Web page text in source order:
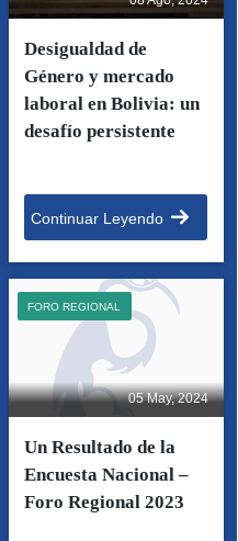
Desigualdad de
Género y mercado
laboral en Bolivia: un
desafío persistente
Continuar Leyendo
05 May, 2024
FORO REGIONAL
Un Resultado de la
Encuesta Nacional –
Foro Regional 2023